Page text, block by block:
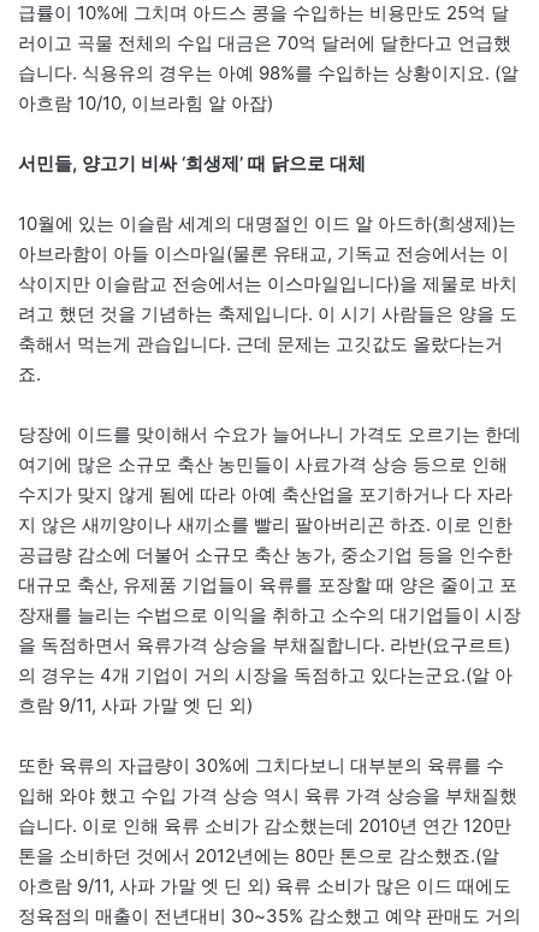
급률이 10%에 그치며 아드스 콩을 수입하는 비용만도 25억 달
러이고 곡물 전체의 수입 대금은 70억 달러에 달한다고 언급했
습니다. 식용유의 경우는 아예 98%를 수입하는 상황이지요. (알
아흐람 10/10, 이브라힘 알 아잡)
서민들, 양고기 비싸 ‘희생제’ 때 닭으로 대체
10월에 있는 이슬람 세계의 대명절인 이드 알 아드하(희생제)는
아브라함이 아들 이스마일(물론 유태교, 기독교 전승에서는 이
삭이지만 이슬람교 전승에서는 이스마일입니다)을 제물로 바치
려고 했던 것을 기념하는 축제입니다. 이 시기 사람들은 양을 도
축해서 먹는게 관습입니다. 근데 문제는 고깃값도 올랐다는거
죠.
당장에 이드를 맞이해서 수요가 늘어나니 가격도 오르기는 한데
여기에 많은 소규모 축산 농민들이 사료가격 상승 등으로 인해
수지가 맞지 않게 됨에 따라 아예 축산업을 포기하거나 다 자라
지 않은 새끼양이나 새끼소를 빨리 팔아버리곤 하죠. 이로 인한
공급량 감소에 더불어 소규모 축산 농가, 중소기업 등을 인수한
대규모 축산, 유제품 기업들이 육류를 포장할 때 양은 줄이고 포
장재를 늘리는 수법으로 이익을 취하고 소수의 대기업들이 시장
을 독점하면서 육류가격 상승을 부채질합니다. 라반(요구르트)
의 경우는 4개 기업이 거의 시장을 독점하고 있다는군요.(알 아
흐람 9/11, 사파 가말 엣 딘 외)
또한 육류의 자급량이 30%에 그치다보니 대부분의 육류를 수
입해 와야 했고 수입 가격 상승 역시 육류 가격 상승을 부채질했
습니다. 이로 인해 육류 소비가 감소했는데 2010년 연간 120만
톤을 소비하던 것에서 2012년에는 80만 톤으로 감소했죠.(알
아흐람 9/11, 사파 가말 엣 딘 외) 육류 소비가 많은 이드 때에도
정육점의 매출이 전년대비 30~35% 감소했고 예약 판매도 거의